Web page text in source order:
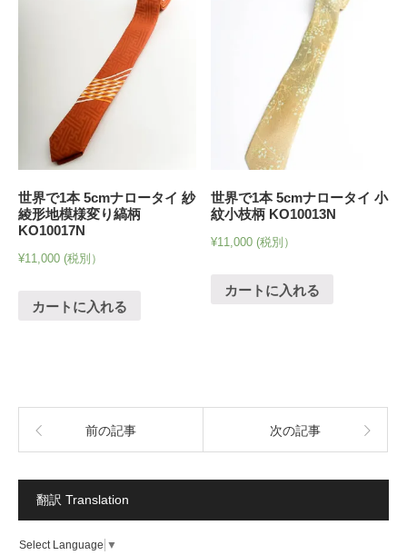
世界で1本 5cmナロータイ 紗
綾形地模様変り縞柄
KO10017N
¥11,000 (税別）
カートに入れる
世界で1本 5cmナロータイ 小
紋小枝柄 KO10013N
¥11,000 (税別）
カートに入れる
前の記事 次の記事
翻訳 Translation
Select Language ▼